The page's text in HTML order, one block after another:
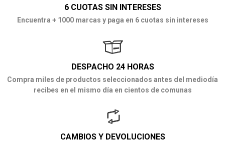
6 CUOTAS SIN INTERESES
Encuentra + 1000 marcas y paga en 6 cuotas sin intereses
DESPACHO 24 HORAS
Compra miles de productos seleccionados antes del mediodía
recibes en el mismo día en cientos de comunas
CAMBIOS Y DEVOLUCIONES